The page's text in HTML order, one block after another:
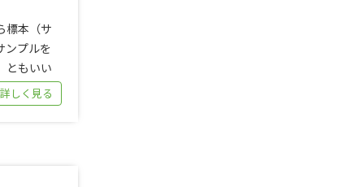
標本（サ
ンプルを
ともいい
しく見る